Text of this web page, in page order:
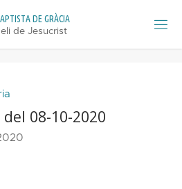
APTISTADE GRÀCIA
de Jesucrist
08-10-2020